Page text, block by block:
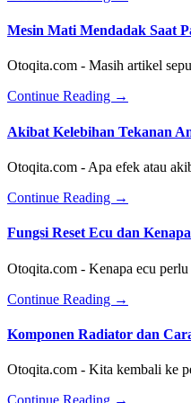
Sistem
atau
Cara
Pengapian
Konvensional
Pada
Lama
Mesin Mati Mendadak Saat
Otoqita.com - Masih artikel
Continue Reading about
Mati
Saat
Panas
Mobil
Nissan
X-
→
Akibat Kelebihan Tekanan
Otoqita.com - Apa efek atau
Continue Reading about
Kelebihan
Ban
→
Fungsi Reset Ecu dan
Otoqita.com - Kenapa ecu
Continue Reading about
Reset
dan
Kenapa
→
Komponen Radiator dan
Otoqita.com - Kita kembali ke
Continue Reading about
→